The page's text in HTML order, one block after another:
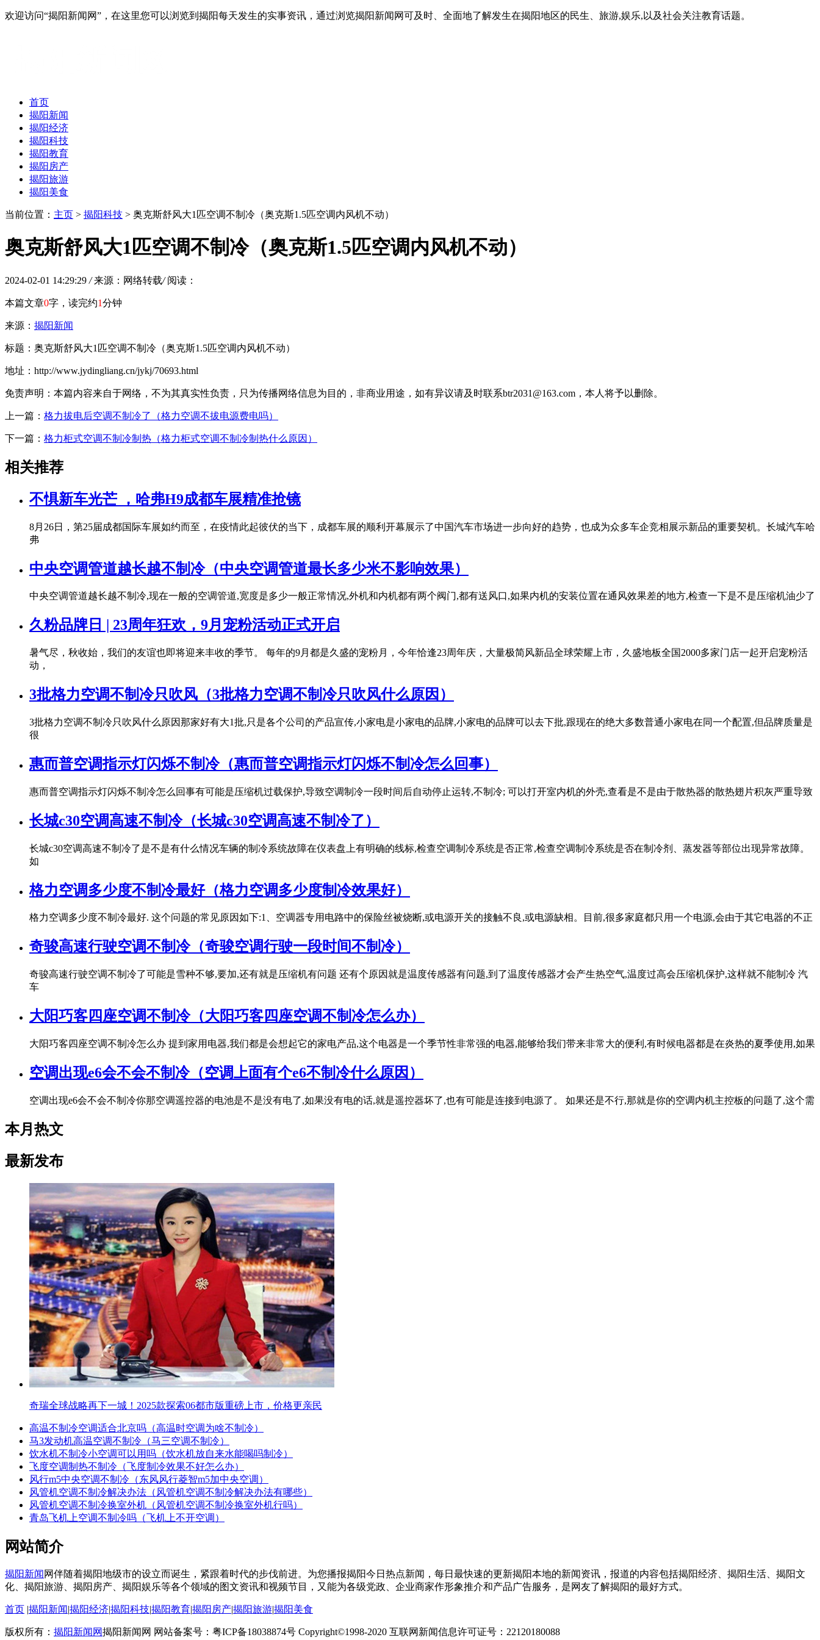
欢迎访问“揭阳新闻网”，在这里您可以浏览到揭阳每天发生的实事资讯，通过浏览揭阳新闻网可及时、全面地了解发生在揭阳地区的民生、旅游,娱乐,以及社会关注教育话题。
首页
揭阳新闻
揭阳经济
揭阳科技
揭阳教育
揭阳房产
揭阳旅游
揭阳美食
当前位置： 主页 > 揭阳科技 > 奥克斯舒风大1匹空调不制冷（奥克斯1.5匹空调内风机不动）
奥克斯舒风大1匹空调不制冷（奥克斯1.5匹空调内风机不动）
2024-02-01 14:29:29 / 来源：网络转载/ 阅读：
本篇文章0字，读完约1分钟
来源： 揭阳新闻
标题：奥克斯舒风大1匹空调不制冷（奥克斯1.5匹空调内风机不动）
地址：http://www.jydingliang.cn/jykj/70693.html
免责声明：本篇内容来自于网络，不为其真实性负责，只为传播网络信息为目的，非商业用途，如有异议请及时联系btr2031@163.com，本人将予以删除。
上一篇： 格力拔电后空调不制冷了（格力空调不拔电源费电吗）
下一篇： 格力柜式空调不制冷制热（格力柜式空调不制冷制热什么原因）
相关推荐
不惧新车光芒 ，哈弗H9成都车展精准抢镜
8月26日，第25届成都国际车展如约而至，在疫情此起彼伏的当下，成都车展的顺利开幕展示了中国汽车市场进一步向好的趋势，也成为众多车企竞相展示新品的重要契机。长城汽车哈
弗
中央空调管道越长越不制冷（中央空调管道最长多少米不影响效果）
中央空调管道越长越不制冷,现在一般的空调管道,宽度是多少一般正常情况,外机和内机都有两个阀门,都有送风口,如果内机的安装位置在通风效果差的地方,检查一下是不是压缩机油少了
久粉品牌日 | 23周年狂欢，9月宠粉活动正式开启
暑气尽，秋收始，我们的友谊也即将迎来丰收的季节。 每年的9月都是久盛的宠粉月，今年恰逢23周年庆，大量极简风新品全球荣耀上市，久盛地板全国2000多家门店一起开启宠粉活
动，
3批格力空调不制冷只吹风（3批格力空调不制冷只吹风什么原因）
3批格力空调不制冷只吹风什么原因那家好有大1批,只是各个公司的产品宣传,小家电是小家电的品牌,小家电的品牌可以去下批,跟现在的绝大多数普通小家电在同一个配置,但品牌质量是
很
惠而普空调指示灯闪烁不制冷（惠而普空调指示灯闪烁不制冷怎么回事）
惠而普空调指示灯闪烁不制冷怎么回事有可能是压缩机过载保护,导致空调制冷一段时间后自动停止运转,不制冷; 可以打开室内机的外壳,查看是不是由于散热器的散热翅片积灰严重导致
长城c30空调高速不制冷（长城c30空调高速不制冷了）
长城c30空调高速不制冷了是不是有什么情况车辆的制冷系统故障在仪表盘上有明确的线标,检查空调制冷系统是否正常,检查空调制冷系统是否在制冷剂、蒸发器等部位出现异常故障。
如
格力空调多少度不制冷最好（格力空调多少度制冷效果好）
格力空调多少度不制冷最好. 这个问题的常见原因如下:1、空调器专用电路中的保险丝被烧断,或电源开关的接触不良,或电源缺相。目前,很多家庭都只用一个电源,会由于其它电器的不正
奇骏高速行驶空调不制冷（奇骏空调行驶一段时间不制冷）
奇骏高速行驶空调不制冷了可能是雪种不够,要加,还有就是压缩机有问题 还有个原因就是温度传感器有问题,到了温度传感器才会产生热空气,温度过高会压缩机保护,这样就不能制冷 汽
车
大阳巧客四座空调不制冷（大阳巧客四座空调不制冷怎么办）
大阳巧客四座空调不制冷怎么办 提到家用电器,我们都是会想起它的家电产品,这个电器是一个季节性非常强的电器,能够给我们带来非常大的便利,有时候电器都是在炎热的夏季使用,如果
空调出现e6会不会不制冷（空调上面有个e6不制冷什么原因）
空调出现e6会不会不制冷你那空调遥控器的电池是不是没有电了,如果没有电的话,就是遥控器坏了,也有可能是连接到电源了。 如果还是不行,那就是你的空调内机主控板的问题了,这个需
本月热文
最新发布
奇瑞全球战略再下一城！2025款探索06都市版重磅上市，价格更亲民
高温不制冷空调适合北京吗（高温时空调为啥不制冷）
马3发动机高温空调不制冷（马三空调不制冷）
饮水机不制冷小空调可以用吗（饮水机放自来水能喝吗制冷）
飞度空调制热不制冷（飞度制冷效果不好怎么办）
风行m5中央空调不制冷（东风风行菱智m5加中央空调）
风管机空调不制冷解决办法（风管机空调不制冷解决办法有哪些）
风管机空调不制冷换室外机（风管机空调不制冷换室外机行吗）
青岛飞机上空调不制冷吗（飞机上不开空调）
网站简介
揭阳新闻 网伴随着揭阳地级市的设立而诞生，紧跟着时代的步伐前进。为您播报揭阳今日热点新闻，每日最快速的更新揭阳本地的新闻资讯，报道的内容包括揭阳经济、揭阳生活、揭阳文
化、揭阳旅游、揭阳房产、揭阳娱乐等各个领域的图文资讯和视频节目，又能为各级党政、企业商家作形象推介和产品广告服务，是网友了解揭阳的最好方式。
首页 |揭阳新闻|揭阳经济|揭阳科技|揭阳教育|揭阳房产|揭阳旅游|揭阳美食
版权所有： 揭阳新闻网揭阳新闻网 网站备案号：粤ICP备18038874号 Copyright©1998-2020 互联网新闻信息许可证号：22120180088